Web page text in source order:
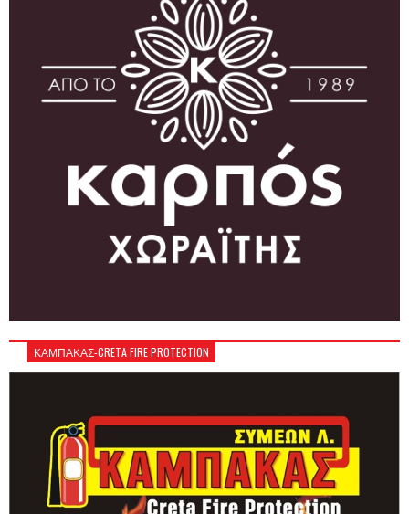
ΚΑΜΠΑΚΑΣ-CRETA FIRE PROTECTION